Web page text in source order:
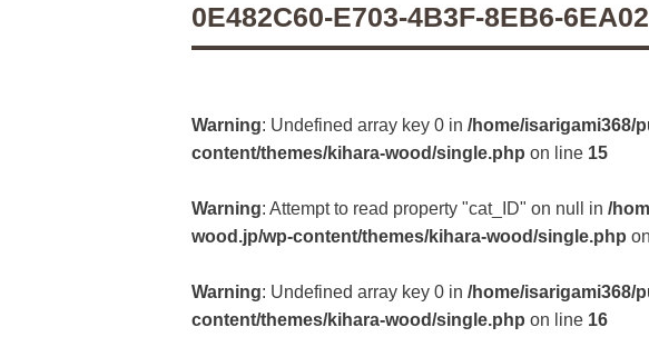
0E482C60-E703-4B3F-8EB6-
Warning: Undefined array key 0 in /home/isarigami368/
content/themes/kihara-wood/single.php on line 15
Warning: Attempt to read property "cat_ID" on null in /
wood.jp/wp-content/themes/kihara-wood/single.php
Warning: Undefined array key 0 in /home/isarigami368/
content/themes/kihara-wood/single.php on line 16